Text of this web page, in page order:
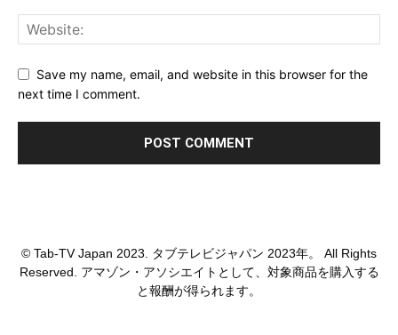
Save my name, email, and website in this browser for the
next time I comment.
© Tab-TV Japan 2023. タブテレビジャパン 2023年。 All Rights
Reserved. アマゾン・アソシエイトとして、対象商品を購入する
と報酬が得られます。